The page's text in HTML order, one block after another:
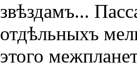
звѣздамъ...
отдѣльныхъ
этого